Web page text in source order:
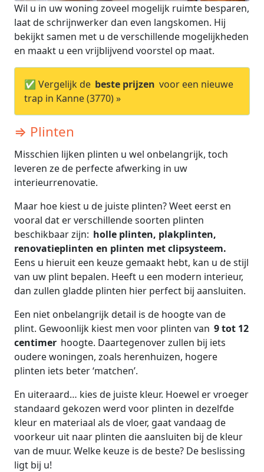
Wil u in uw woning zoveel mogelijk ruimte besparen,
laat de schrijnwerker dan even langskomen. Hij
bekijkt samen met u de verschillende mogelijkheden
en maakt u een vrijblijvend voorstel op maat.
✅ Vergelijk de beste prijzen voor een nieuwe
trap in Kanne (3770) »
⇒ Plinten
Misschien lijken plinten u wel onbelangrijk, toch
leveren ze de perfecte afwerking in uw
interieurrenovatie.
Maar hoe kiest u de juiste plinten? Weet eerst en
vooral dat er verschillende soorten plinten
beschikbaar zijn: holle plinten, plakplinten,
renovatieplinten en plinten met clipsysteem.
Eens u hieruit een keuze gemaakt hebt, kan u de stijl
van uw plint bepalen. Heeft u een modern interieur,
dan zullen gladde plinten hier perfect bij aansluiten.
Een niet onbelangrijk detail is de hoogte van de
plint. Gewoonlijk kiest men voor plinten van 9 tot 12
centimer hoogte. Daartegenover zullen bij iets
oudere woningen, zoals herenhuizen, hogere
plinten iets beter ‘matchen’.
En uiteraard… kies de juiste kleur. Hoewel er vroeger
standaard gekozen werd voor plinten in dezelfde
kleur en materiaal als de vloer, gaat vandaag de
voorkeur uit naar plinten die aansluiten bij de kleur
van de muur. Welke keuze is de beste? De beslissing
ligt bij u!